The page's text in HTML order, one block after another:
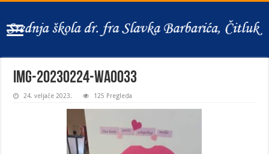
IMG-20230224-WA0033
24. veljače 2023. 125 Pregleda